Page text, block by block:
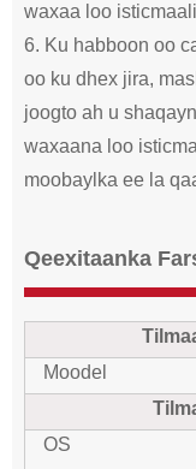
waxaa loo
6. Ku habboon oo
oo ku dhex jira,
joogto ah u
waxaana loo
moobaylka ee la
Qeexitaanka
Moodel
OS